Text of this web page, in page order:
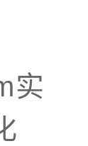
实